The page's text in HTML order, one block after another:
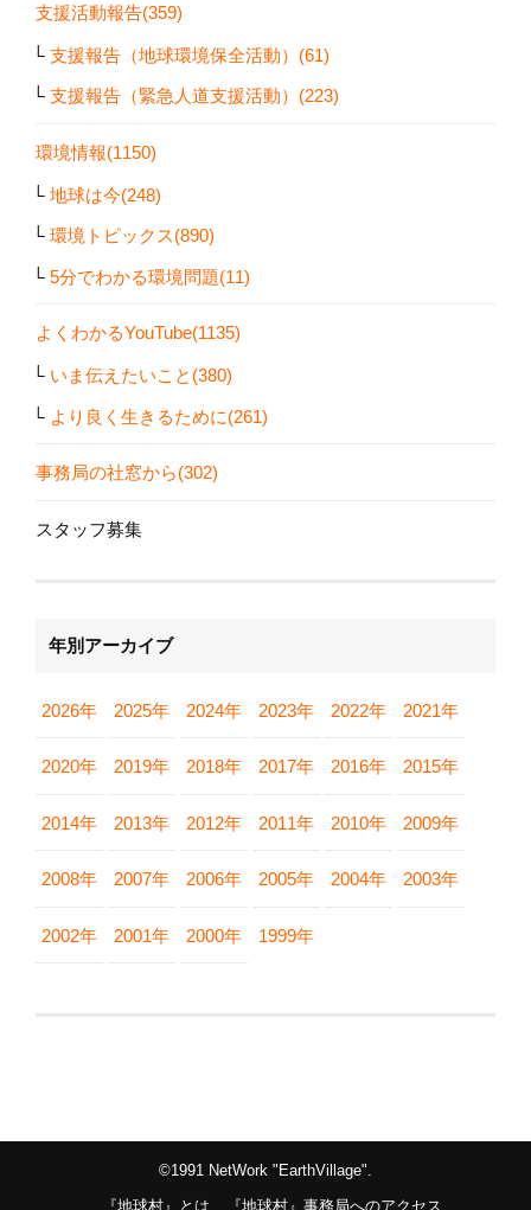
支援活動報告(359)
支援報告（地球環境保全活動）(61)
支援報告（緊急人道支援活動）(223)
環境情報(1150)
地球は今(248)
環境トピックス(890)
5分でわかる環境問題(11)
よくわかるYouTube(1135)
いま伝えたいこと(380)
より良く生きるために(261)
事務局の社窓から(302)
スタッフ募集
年別アーカイブ
2026年 2025年 2024年 2023年 2022年 2021年
2020年 2019年 2018年 2017年 2016年 2015年
2014年 2013年 2012年 2011年 2010年 2009年
2008年 2007年 2006年 2005年 2004年 2003年
2002年 2001年 2000年 1999年
©1991 NetWork "EarthVillage".
『地球村』とは
『地球村』事務局へのアクセス